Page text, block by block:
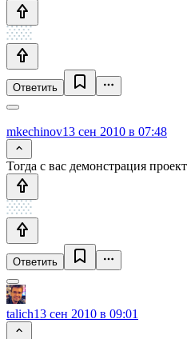
Ответить
mkechinov13 сен 2010 в 07:48
Тогда с вас демонстрация
Ответить
talich13 сен 2010 в 09:01